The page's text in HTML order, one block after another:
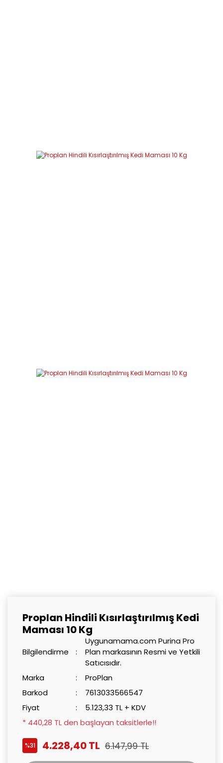
Proplan Hindili Kısırlaştırılmış Kedi
Maması 10 Kg
Bilgilendirme
Uygunamama.com Purina Pro
Plan markasının Resmi ve Yetkili
Satıcısıdır.
Marka
ProPlan
Barkod
7613033566547
Fiyat
5.123,33 TL + KDV
* 440,28 TL den başlayan taksitlerle!!
%31 4.228,40 TL 6.147,99 TL